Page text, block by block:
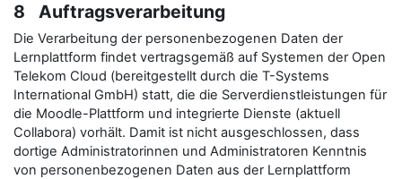
8 Auftragsverarbeitung
Die Verarbeitung der personenbezogenen Daten der
Lernplattform findet vertragsgemäß auf Systemen der Open
Telekom Cloud (bereitgestellt durch die T-Systems
International GmbH) statt, die die Serverdienstleistungen für
die Moodle-Plattform und integrierte Dienste (aktuell
Collabora) vorhält. Damit ist nicht ausgeschlossen, dass
dortige Administratorinnen und Administratoren Kenntnis
von personenbezogenen Daten aus der Lernplattform